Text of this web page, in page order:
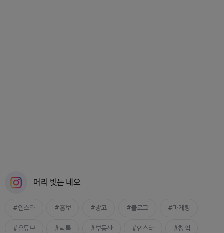
머리 빗는 네오
인스타 홍보 광고 블로그 마케팅
유튜브 틱톡 부동산 인스타 창업